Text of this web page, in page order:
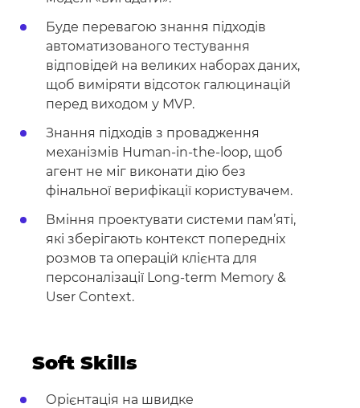
Буде перевагою знання підходів
автоматизованого тестування
відповідей на великих наборах даних,
щоб виміряти відсоток галюцинацій
перед виходом у MVP.
Знання підходів з провадження
механізмів Human-in-the-loop, щоб
агент не міг виконати дію без
фінальної верифікації користувачем.
Вміння проектувати системи пам’яті,
які зберігають контекст попередніх
розмов та операцій клієнта для
персоналізації Long-term Memory &
User Context.
Soft Skills
Орієнтація на швидке